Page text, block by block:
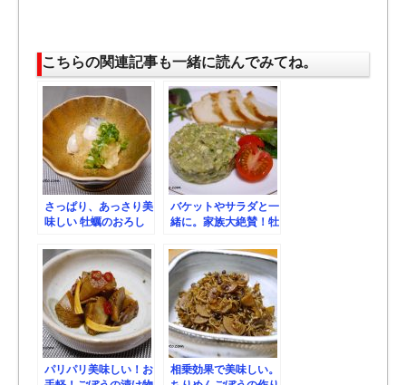
こちらの関連記事も一緒に読んでみてね。
さっぱり、あっさり美
味しい 牡蠣のおろし
方、レシピ
バケットやサラダと一
緒に。家族大絶賛！牡
方、レシピ。
パリパリ美味しい！お
相乗効果で美味しい。